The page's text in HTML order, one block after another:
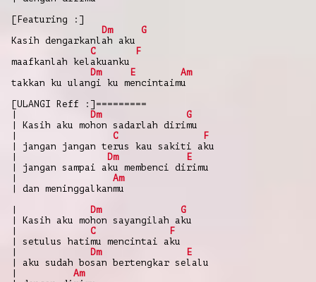
[Featuring :]
Dm
G
Kasih dengarkanlah aku
C
F
maafkanlah kelakuanku
Dm
E
Am
takkan ku ulangi ku mencintaimu
[ULANGI Reff :]=========
| Dm
G
| Kasih aku mohon sadarlah dirimu
| C
F
| jangan jangan terus kau sakiti aku
| Dm
E
| jangan sampai aku membenci dirimu
| Am
| dan meninggalkanmu
| Dm
G
| Kasih aku mohon sayangilah aku
| C
F
| setulus hatimu mencintai aku
| Dm
E
| aku sudah bosan bertengkar selalu
| Am